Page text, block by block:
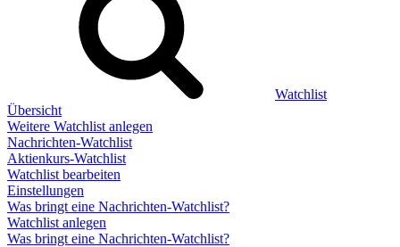
Watchlist
Übersicht
Weitere Watchlist anlegen
Nachrichten-Watchlist
Aktienkurs-Watchlist
Watchlist bearbeiten
Einstellungen
Was bringt eine Nachrichten-Watchlist?
Watchlist anlegen
Was bringt eine Nachrichten-Watchlist?